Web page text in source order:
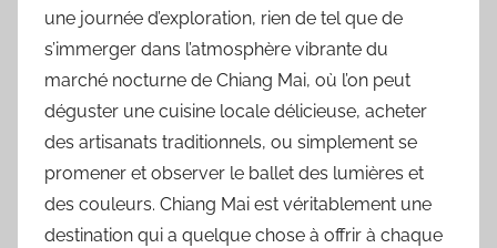
une journée d’exploration, rien de tel que de
s’immerger dans l’atmosphère vibrante du
marché nocturne de Chiang Mai, où l’on peut
déguster une cuisine locale délicieuse, acheter
des artisanats traditionnels, ou simplement se
promener et observer le ballet des lumières et
des couleurs. Chiang Mai est véritablement une
destination qui a quelque chose à offrir à chaque